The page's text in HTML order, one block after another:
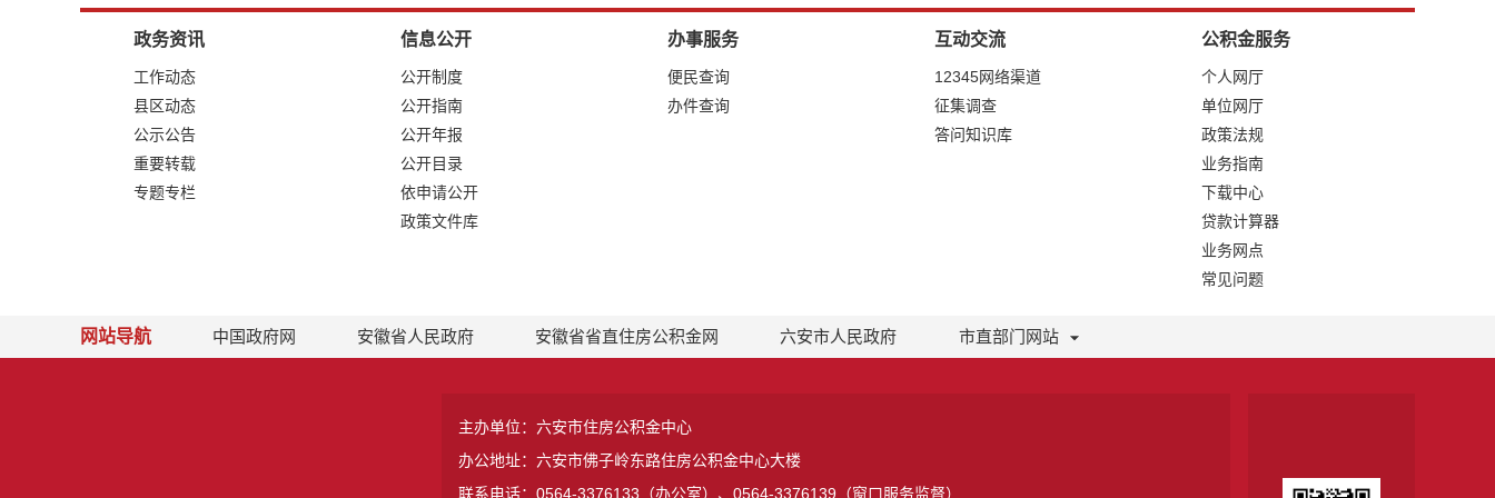
政务资讯
工作动态
县区动态
公示公告
重要转载
专题专栏
信息公开
公开制度
公开指南
公开年报
公开目录
依申请公开
政策文件库
办事服务
便民查询
办件查询
互动交流
12345网络渠道
征集调查
答问知识库
公积金服务
个人网厅
单位网厅
政策法规
业务指南
下载中心
贷款计算器
业务网点
常见问题
网站导航 中国政府网 安徽省人民政府 安徽省省直住房公积金网 六安市人民政府 市直部门网站
主办单位：六安市住房公积金中心
办公地址：六安市佛子岭东路住房公积金中心大楼
联系电话：0564-3376133（办公室）、0564-3376139（窗口服务监督）